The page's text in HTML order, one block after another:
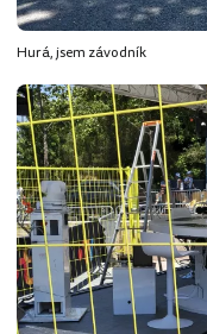
Hurá, jsem závodník